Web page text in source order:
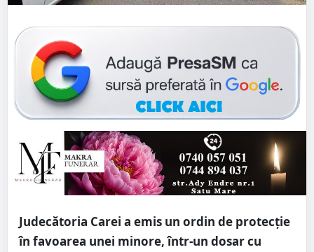
Judecătoria Carei a emis un ordin de protecție
în favoarea unei minore, într-un dosar cu